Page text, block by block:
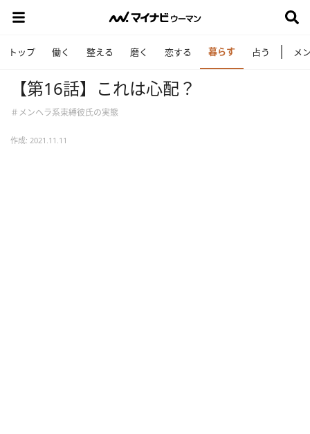
トップ 働く 整える 磨く 恋する 暮らす 占う メ
【第16話】これは心配？
＃メンヘラ系束縛彼氏の実態
作成: 2021.11.11